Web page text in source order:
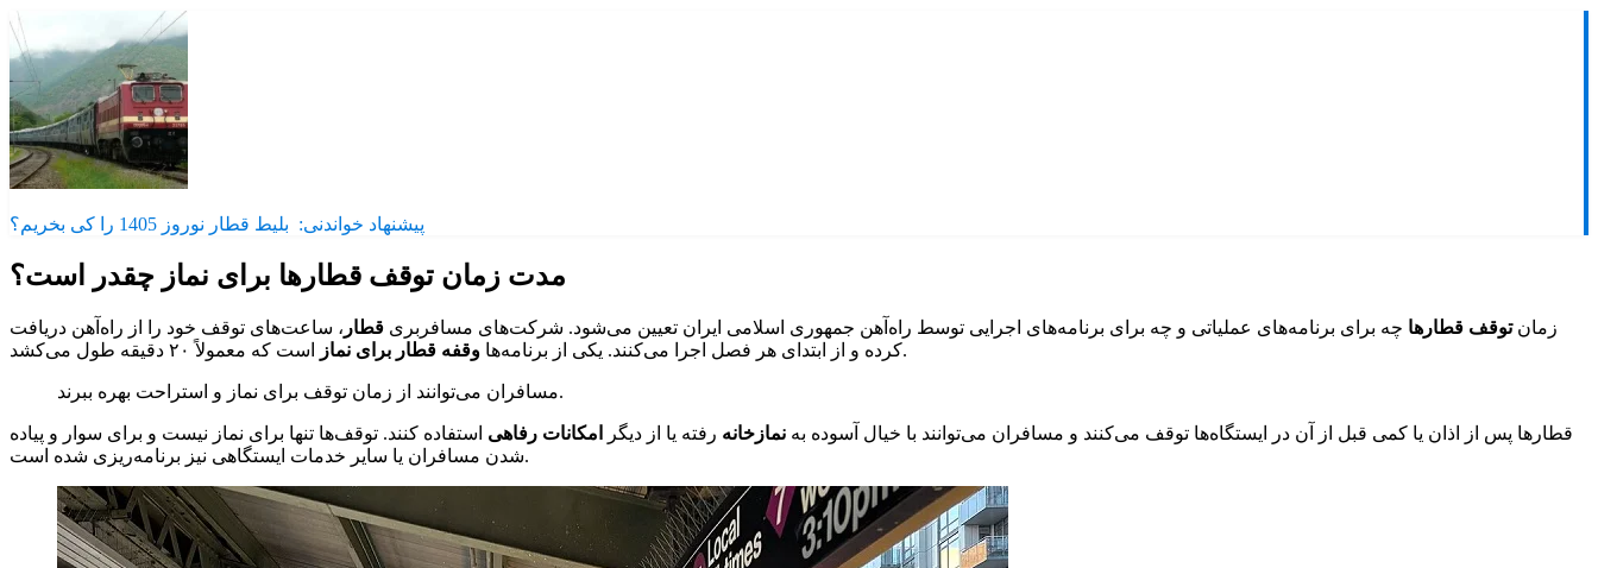
پیشنهاد خواندنی: بلیط قطار نوروز 1405 را کی بخریم؟
مدت زمان توقف قطارها برای نماز چقدر است؟
زمانتوقف قطارها چه برای برنامه‌های عملیاتی و چه برای برنامه‌های اجرایی توسط راه‌آهن جمهوری اسلامی ایران تعیین می‌شود. شرکت‌های مسافربری قطار ، ساعت‌های توقف خود را از راه‌آهن دریافت
کرده و از ابتدای هر فصل اجرا می‌کنند. یکی از برنامه‌ها وقفه قطار برای نماز است که معمولاً ۲۰ دقیقه طول می‌کشد.
مسافران می‌توانند از زمان توقف برای نماز و استراحت بهره ببرند.
قطارها پس از اذان یا کمی قبل از آن در ایستگاه‌ها توقف می‌کنند و مسافران می‌توانند با خیال آسوده به نمازخانه رفته یا از دیگر امکانات رفاهی استفاده کنند. توقف‌ها تنها برای نماز نیست و برای سوار و پیاده
شدن مسافران یا سایر خدمات ایستگاهی نیز برنامه‌ریزی شده است.